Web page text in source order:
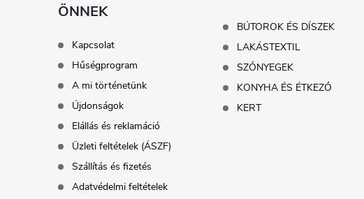
ÖNNEK
Kapcsolat
Hűségprogram
A mi történetünk
Újdonságok
Elállás és reklamáció
Üzleti feltételek (ÁSZF)
Szállítás és fizetés
Adatvédelmi feltételek
BÚTOROK ÉS DÍSZEK
LAKÁSTEXTIL
SZŐNYEGEK
KONYHA ÉS ÉTKEZŐ
KERT